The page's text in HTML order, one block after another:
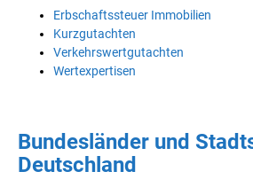
Erbschaftssteuer Immobilien
Kurzgutachten
Verkehrswertgutachten
Wertexpertisen
Bundesländer und
Deutschland